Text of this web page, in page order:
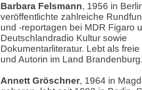
Barbara Felsmann, 1956 in
veröffentlichte zahlreiche
und -reportagen bei MDR Figaro
Deutschlandradio Kultur sowie
Dokumentarliteratur. Lebt als
und Autorin im Land
Annett Gröschner, 1964 in